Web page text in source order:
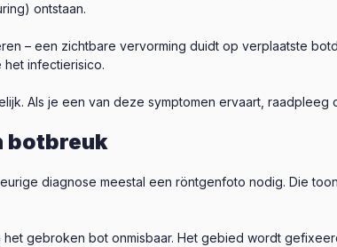
ontstaan.
– een zichtbare vervorming duidt op verplaatste
infectierisico.
Als je een van deze symptomen ervaart, raadpleeg
botbreuk
diagnose meestal een röntgenfoto nodig. Die
gebroken bot onmisbaar. Het gebied wordt